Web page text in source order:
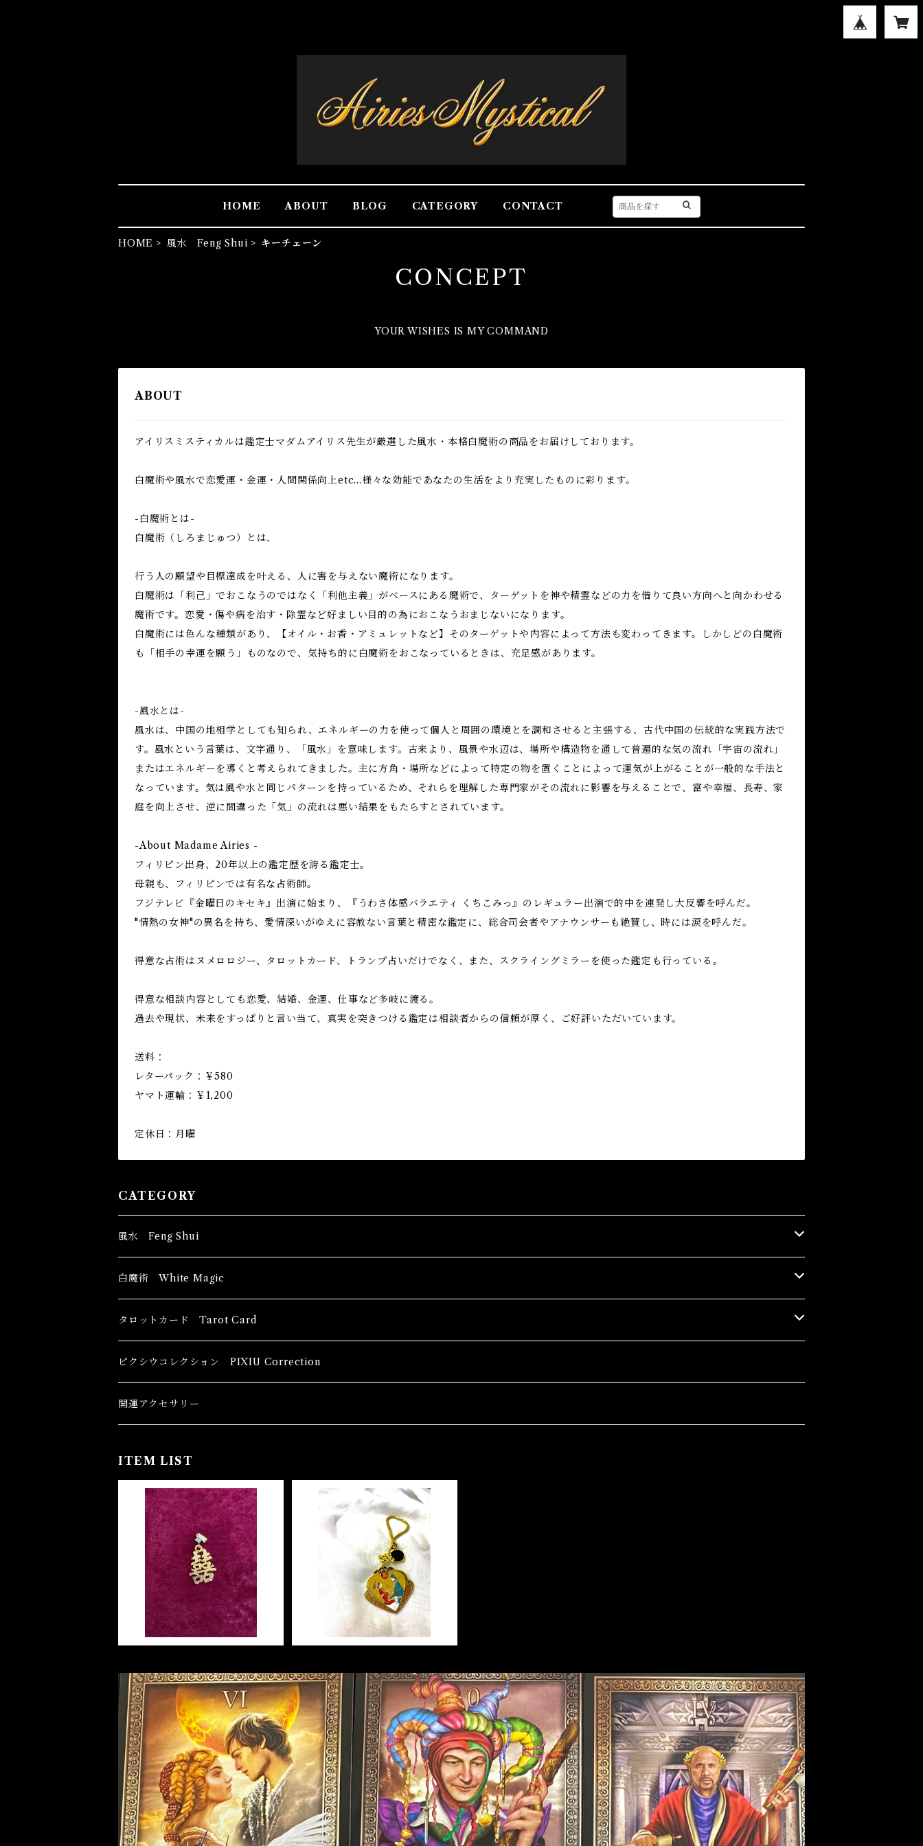
HOME ABOUT BLOG CATEGORY CONTACT
HOME 風水 Feng Shui キーチェーン
CONCEPT
YOUR WISHES IS MY COMMAND
ABOUT
アイリスミスティカルは鑑定士マダムアイリス先生が厳選した風水・本格白魔術の商品をお届けしております。
白魔術や風水で恋愛運・金運・人間関係向上etc...様々な効能であなたの生活をより充実したものに彩ります。
-白魔術とは-
白魔術（しろまじゅつ）とは、
行う人の願望や目標達成を叶える、人に害を与えない魔術になります。
白魔術は「利己」でおこなうのではなく「利他主義」がベースにある魔術で、ターゲットを神や精霊などの力を借りて良い方向へと向かわせる
魔術です。恋愛・傷や病を治す・除霊など好ましい目的の為におこなうおまじないになります。
白魔術には色んな種類があり、【オイル・お香・アミュレットなど】そのターゲットや内容によって方法も変わってきます。しかしどの白魔術
も「相手の幸運を願う」ものなので、気持ち的に白魔術をおこなっているときは、充足感があります。
-風水とは-
風水は、中国の地相学としても知られ、エネルギーの力を使って個人と周囲の環境とを調和させると主張する、古代中国の伝統的な実践方法で
す。風水という言葉は、文字通り、「風水」を意味します。古来より、風景や水辺は、場所や構造物を通して普遍的な気の流れ「宇宙の流れ」
またはエネルギーを導くと考えられてきました。主に方角・場所などによって特定の物を置くことによって運気が上がることが一般的な手法と
なっています。気は風や水と同じパターンを持っているため、それらを理解した専門家がその流れに影響を与えることで、富や幸福、長寿、家
庭を向上させ、逆に間違った「気」の流れは悪い結果をもたらすとされています。
-About Madame Airies -
フィリピン出身、20年以上の鑑定歴を誇る鑑定士。
母親も、フィリピンでは有名な占術師。
フジテレビ『金曜日のキセキ』出演に始まり、『うわさ体感バラエティ くちこみっ』のレギュラー出演で的中を連発し大反響を呼んだ。
"情熱の女神"の異名を持ち、愛情深いがゆえに容赦ない言葉と精密な鑑定に、総合司会者やアナウンサーも絶賛し、時には涙を呼んだ。
得意な占術はヌメロロジー、タロットカード、トランプ占いだけでなく、また、スクライングミラーを使った鑑定も行っている。
得意な相談内容としても恋愛、結婚、金運、仕事など多岐に渡る。
過去や現状、未来をすっぱりと言い当て、真実を突きつける鑑定は相談者からの信頼が厚く、ご好評いただいています。
送料：
レターパック：￥580
ヤマト運輸：￥1,200
定休日：月曜
CATEGORY
風水 Feng Shui
ブッダ Buddha
恋愛運
健康運 Health
金運 Money
キーチェーン
金運 Money
恋愛 Love
干支風水置き物
子 Rat
寅 Tiger
卯 Rabit
辰 Dragon
巳 Snake
午 Horse
未 Sheep
ブレスレット Bracelet
願望
仕事 Job
白魔術 White Magic
香油 Oils
恋愛 Love
金運 Money
自己実現 Self-realization
裁判 Trial
人間関係 Relationships
キャンドル Candles
恋愛 Love
自己実現 Self-Realization
仕事 Job
スピリチュアル Spiritual
人間関係 RelationShips
線香 Stick Incense
仕事
人間関係
恋愛 Love
パウダー Magical Powder
恋愛 Love
金運 Money
人間関係 Relationships
自己実現 Self-Realization
スピリチュアル Spiritual
バス＆フロアウォッシュ Bath&Floor Wash
護身 Self-Defence
恋愛 Love
金運 Money
人間関係 Relationships
バスハーブ Bath Herb
恋愛 love
白魔術キット
恋愛
仕事
金運
魔除け
タロットカード Tarot Card
初心者向け For The Beginners
中級者向け
ピクシウコレクション PIXIU Correction
開運アクセサリー
ITEM LIST
Double Happiness Amule
t -喜びと幸せがやってくるア
ミュレット-
¥2,200
SOLD OUT
エターナルラブアミュレット18
K 風水 Eternal Love A
mulet
¥7,649
15%OFF
SOLD OUT